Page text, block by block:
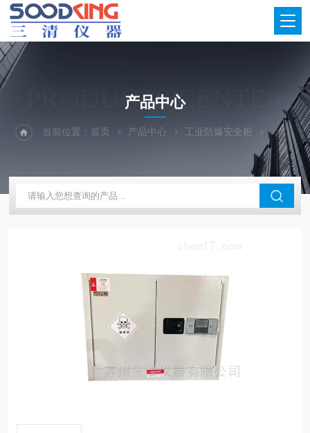
PRODUCTS CENTER
产品中心
当前位置：首页 产品中心 工业防爆安全柜 防火防